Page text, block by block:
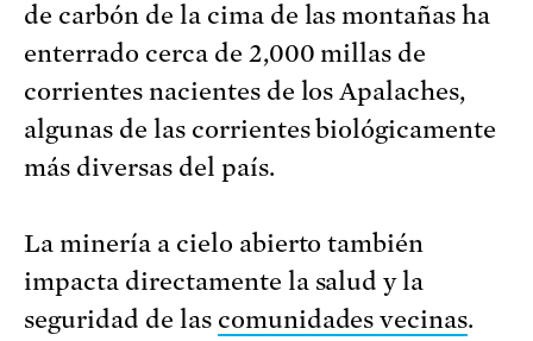
de carbón de la cima de las montañas ha
enterrado cerca de 2,000 millas de
corrientes nacientes de los Apalaches,
algunas de las corrientes biológicamente
más diversas del país.
La minería a cielo abierto también
impacta directamente la salud y la
seguridad de las comunidades vecinas.